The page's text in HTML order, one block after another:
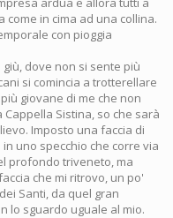
come in cima ad una collina.
con pioggia
dove non si sente più
si comincia a trotterellare
giovane di me che non
Sistina, so che sarà
Imposto una faccia di
uno specchio che corre via
profondo triveneto, ma
che mi ritrovo, un po'
Santi, da quel gran
lo sguardo uguale al mio.